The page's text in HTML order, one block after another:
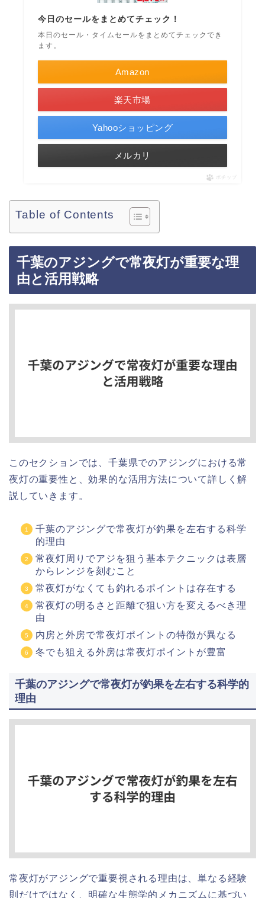
今日のセールをまとめてチェック！
本日のセール・タイムセールをまとめてチェックでき
ます。
Amazon
楽天市場
Yahooショッピング
メルカリ
ポチップ
Table of Contents
千葉のアジングで常夜灯が重要な理
由と活用戦略
このセクションでは、千葉県でのアジングにおける常
夜灯の重要性と、効果的な活用方法について詳しく解
説していきます。
千葉のアジングで常夜灯が釣果を左右する科学
的理由
常夜灯周りでアジを狙う基本テクニックは表層
からレンジを刻むこと
常夜灯がなくても釣れるポイントは存在する
常夜灯の明るさと距離で狙い方を変えるべき理
由
内房と外房で常夜灯ポイントの特徴が異なる
冬でも狙える外房は常夜灯ポイントが豊富
千葉のアジングで常夜灯が釣果を左右する科学的
理由
常夜灯がアジングで重要視される理由は、単なる経験
則だけではなく、明確な生態学的メカニズムに基づい